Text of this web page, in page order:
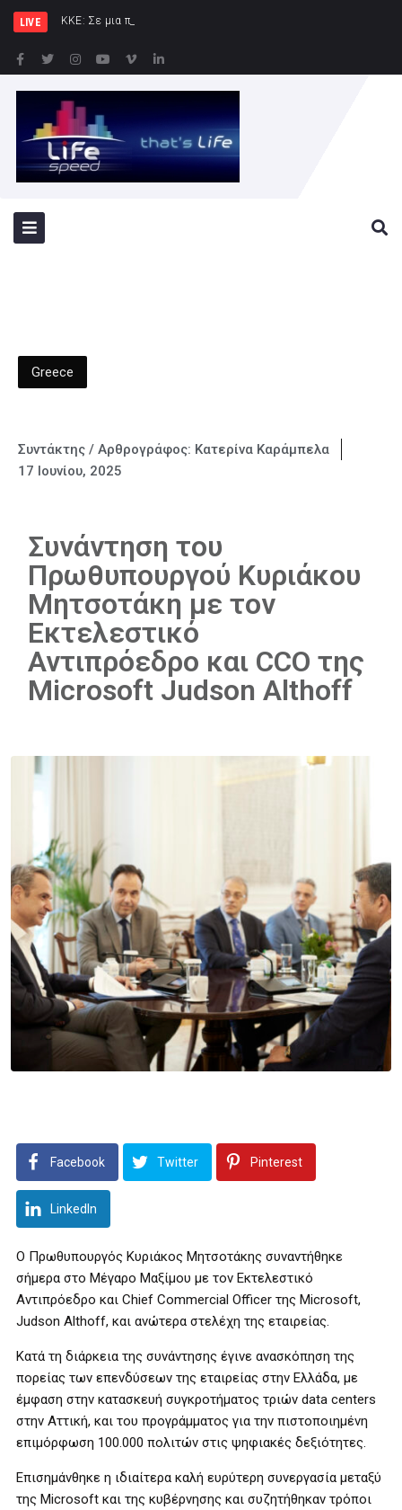
LIVE ΚΚΕ: Σε μια περιοχή που ήδη φλέγ
Greece
Συντάκτης / Αρθρογράφος: Κατερίνα Καράμπελα
17 Ιουνίου, 2025
Συνάντηση του
Πρωθυπουργού Κυριάκου
Μητσοτάκη με τον
Εκτελεστικό
Αντιπρόεδρο και CCO της
Microsoft Judson Althoff
Facebook Twitter Pinterest
LinkedIn
Ο Πρωθυπουργός Κυριάκος Μητσοτάκης συναντήθηκε
σήμερα στο Μέγαρο Μαξίμου με τον Εκτελεστικό
Αντιπρόεδρο και Chief Commercial Officer της Microsoft,
Judson Althoff, και ανώτερα στελέχη της εταιρείας.
Κατά τη διάρκεια της συνάντησης έγινε ανασκόπηση της
πορείας των επενδύσεων της εταιρείας στην Ελλάδα, με
έμφαση στην κατασκευή συγκροτήματος τριών data centers
στην Αττική, και του προγράμματος για την πιστοποιημένη
επιμόρφωση 100.000 πολιτών στις ψηφιακές δεξιότητες.
Επισημάνθηκε η ιδιαίτερα καλή ευρύτερη συνεργασία μεταξύ
της Microsoft και της κυβέρνησης και συζητήθηκαν τρόποι